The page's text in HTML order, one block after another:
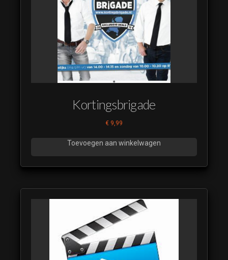
Kortingsbrigade
€ 9,99
Toevoegen aan winkelwagen